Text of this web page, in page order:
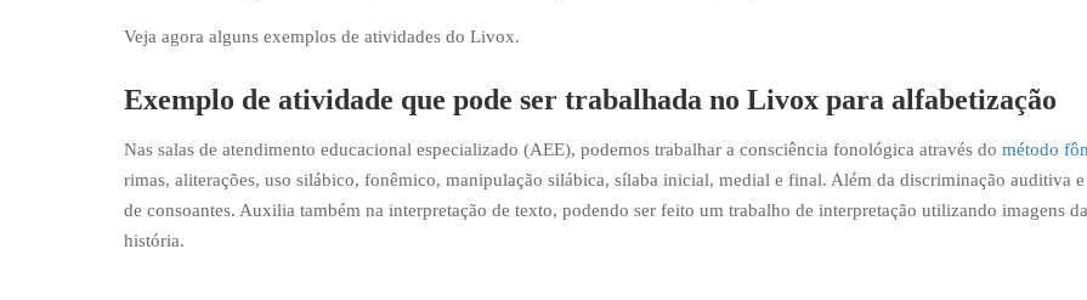
Veja agora alguns exemplos de atividades do Livox.
Exemplo de atividade que pode ser trabalhada no Livox para alfabetização
Nas salas de atendimento educacional especializado (AEE), podemos trabalhar a consciência fonológica através do método
rimas, aliterações, uso silábico, fonêmico, manipulação silábica, sílaba inicial, medial e final. Além da discriminação auditiva
de consoantes. Auxilia também na interpretação de texto, podendo ser feito um trabalho de interpretação utilizando imagens
história.